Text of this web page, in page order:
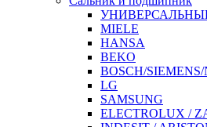
MIELE
HANSA
BEKO
BOSCH/SIEMENS/
LG
SAMSUNG
ELECTROLUX /